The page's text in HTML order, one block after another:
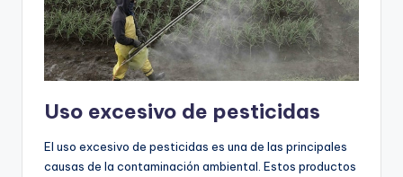
Uso excesivo de pesticidas
El uso excesivo de pesticidas es una de las principales
causas de la contaminación ambiental. Estos productos